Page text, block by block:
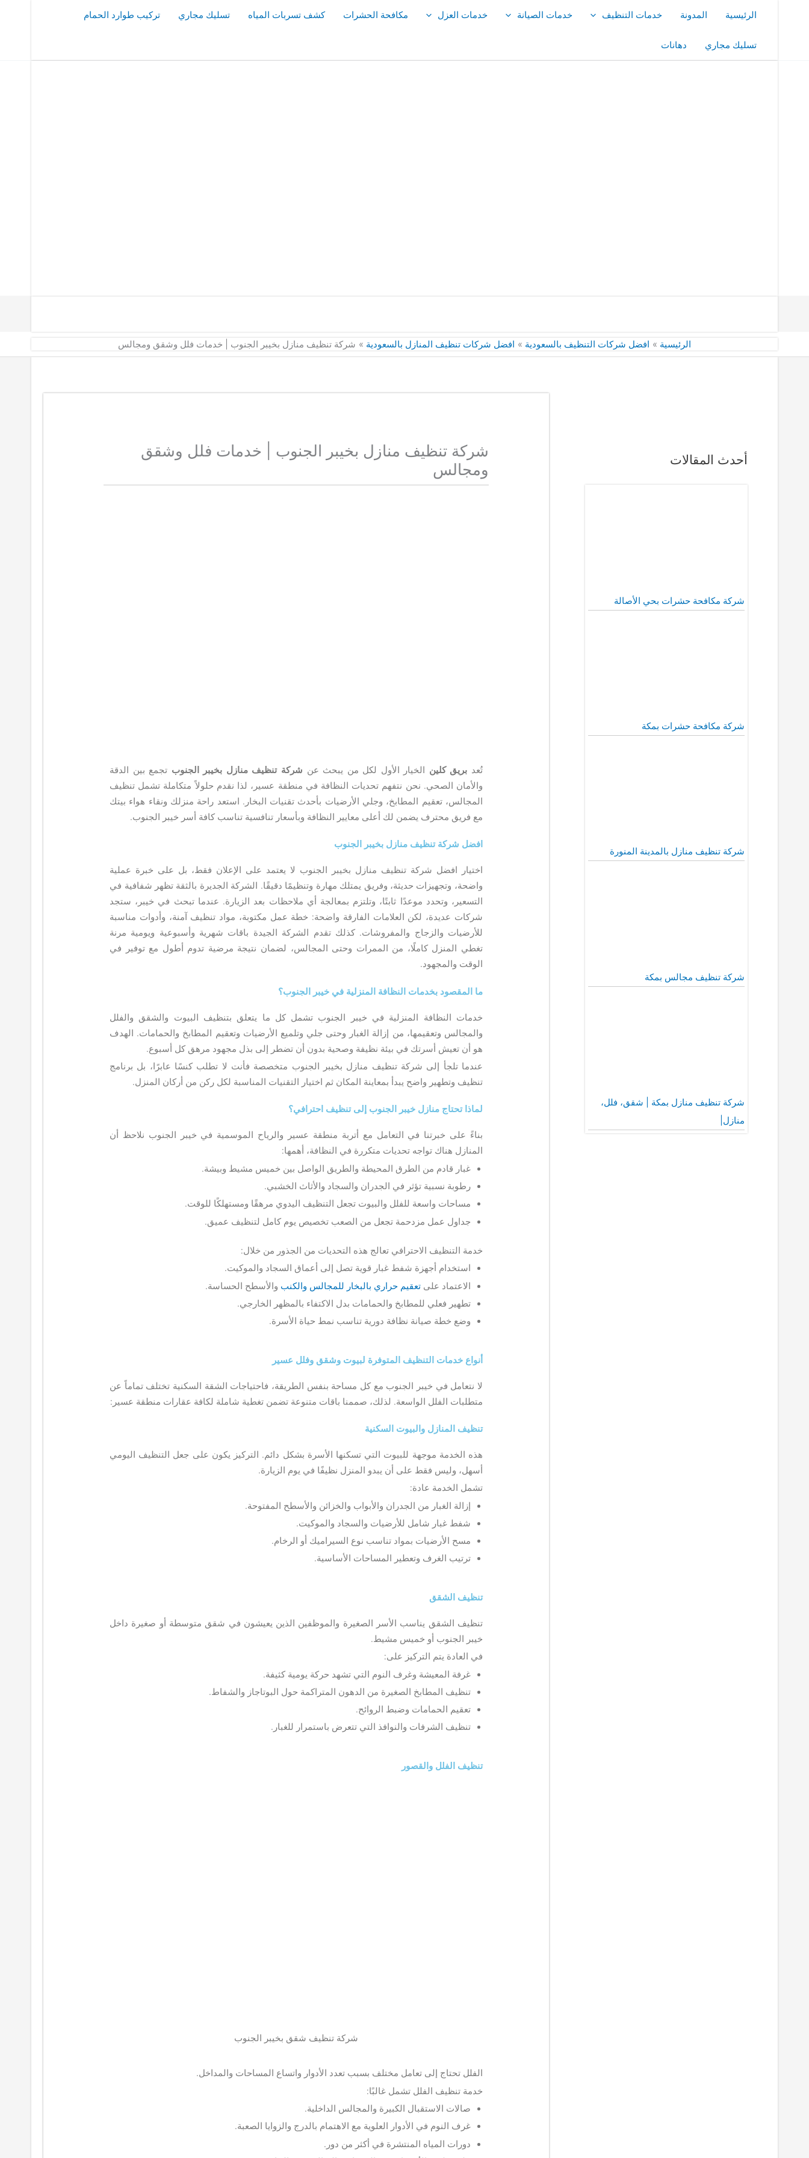
الرئيسية المدونة خدمات التنظيف خدمات الصيانة خدمات العزل مكافحة الحشرات كشف تسربات المياه تسليك مجاري تركيب طوارد الحمام
تسليك مجاري دهانات
الرئيسية افضل شركات التنظيف بالسعودية افضل شركات تنظيف المنازل بالسعودية شركة تنظيف منازل بخيبر الجنوب | خدمات فلل وشقق ومجالس
أحدث المقالات
شركة مكافحة حشرات بحي الأصالة
شركة مكافحة حشرات بمكة
شركة تنظيف منازل بالمدينة المنورة
شركة تنظيف مجالس بمكة
شركة تنظيف منازل بمكة | شقق، فلل،
منازل|
شركة تنظيف منازل بخيبر الجنوب | خدمات فلل وشقق
ومجالس
تُعد بريق كلين الخيار الأول لكل من يبحث عن شركة تنظيف منازل بخيبر الجنوب تجمع بين الدقة
والأمان الصحي. نحن نتفهم تحديات النظافة في منطقة عسير، لذا نقدم حلولاً متكاملة تشمل تنظيف
المجالس، تعقيم المطابخ، وجلي الأرضيات بأحدث تقنيات البخار. استعد راحة منزلك ونقاء هواء بيتك
مع فريق محترف يضمن لك أعلى معايير النظافة وبأسعار تنافسية تناسب كافة أسر خيبر الجنوب.
افضل شركة تنظيف منازل بخيبر الجنوب
اختيار افضل شركة تنظيف منازل بخيبر الجنوب لا يعتمد على الإعلان فقط، بل على خبرة عملية
واضحة، وتجهيزات حديثة، وفريق يمتلك مهارة وتنظيمًا دقيقًا. الشركة الجديرة بالثقة تظهر شفافية في
التسعير، وتحدد موعدًا ثابتًا، وتلتزم بمعالجة أي ملاحظات بعد الزيارة. عندما تبحث في خيبر، ستجد
شركات عديدة، لكن العلامات الفارقة واضحة: خطة عمل مكتوبة، مواد تنظيف آمنة، وأدوات مناسبة
للأرضيات والزجاج والمفروشات. كذلك تقدم الشركة الجيدة باقات شهرية وأسبوعية ويومية مرنة
تغطي المنزل كاملًا، من الممرات وحتى المجالس، لضمان نتيجة مرضية تدوم أطول مع توفير في
الوقت والمجهود.
ما المقصود بخدمات النظافة المنزلية في خيبر الجنوب؟
خدمات النظافة المنزلية في خيبر الجنوب تشمل كل ما يتعلق بتنظيف البيوت والشقق والفلل
والمجالس وتعقيمها، من إزالة الغبار وحتى جلي وتلميع الأرضيات وتعقيم المطابخ والحمامات. الهدف
هو أن تعيش أسرتك في بيئة نظيفة وصحية بدون أن تضطر إلى بذل مجهود مرهق كل أسبوع.
عندما تلجأ إلى شركة تنظيف منازل بخيبر الجنوب متخصصة فأنت لا تطلب كنسًا عابرًا، بل برنامج
تنظيف وتطهير واضح يبدأ بمعاينة المكان ثم اختيار التقنيات المناسبة لكل ركن من أركان المنزل.
لماذا تحتاج منازل خيبر الجنوب إلى تنظيف احترافي؟
بناءً على خبرتنا في التعامل مع أتربة منطقة عسير والرياح الموسمية في خيبر الجنوب نلاحظ أن
المنازل هناك تواجه تحديات متكررة في النظافة، أهمها:
غبار قادم من الطرق المحيطة والطريق الواصل بين خميس مشيط وبيشة.
رطوبة نسبية تؤثر في الجدران والسجاد والأثاث الخشبي.
مساحات واسعة للفلل والبيوت تجعل التنظيف اليدوي مرهقًا ومستهلكًا للوقت.
جداول عمل مزدحمة تجعل من الصعب تخصيص يوم كامل لتنظيف عميق.
خدمة التنظيف الاحترافي تعالج هذه التحديات من الجذور من خلال:
استخدام أجهزة شفط غبار قوية تصل إلى أعماق السجاد والموكيت.
الاعتماد علىتعقيم حراري بالبخار للمجالس والكنب والأسطح الحساسة.
تطهير فعلي للمطابخ والحمامات بدل الاكتفاء بالمظهر الخارجي.
وضع خطة صيانة نظافة دورية تناسب نمط حياة الأسرة.
أنواع خدمات التنظيف المتوفرة لبيوت وشقق وفلل عسير
لا نتعامل في خيبر الجنوب مع كل مساحة بنفس الطريقة، فاحتياجات الشقة السكنية تختلف تماماً عن
متطلبات الفلل الواسعة. لذلك، صممنا باقات متنوعة تضمن تغطية شاملة لكافة عقارات منطقة عسير:
تنظيف المنازل والبيوت السكنية
هذه الخدمة موجهة للبيوت التي تسكنها الأسرة بشكل دائم. التركيز يكون على جعل التنظيف اليومي
أسهل، وليس فقط على أن يبدو المنزل نظيفًا في يوم الزيارة.
تشمل الخدمة عادة:
إزالة الغبار من الجدران والأبواب والخزائن والأسطح المفتوحة.
شفط غبار شامل للأرضيات والسجاد والموكيت.
مسح الأرضيات بمواد تناسب نوع السيراميك أو الرخام.
ترتيب الغرف وتعطير المساحات الأساسية.
تنظيف الشقق
تنظيف الشقق يناسب الأسر الصغيرة والموظفين الذين يعيشون في شقق متوسطة أو صغيرة داخل
خيبر الجنوب أو خميس مشيط.
في العادة يتم التركيز على:
غرفة المعيشة وغرف النوم التي تشهد حركة يومية كثيفة.
تنظيف المطابخ الصغيرة من الدهون المتراكمة حول البوتاجاز والشفاط.
تعقيم الحمامات وضبط الروائح.
تنظيف الشرفات والنوافذ التي تتعرض باستمرار للغبار.
تنظيف الفلل والقصور
شركة تنظيف شقق بخيبر الجنوب
الفلل تحتاج إلى تعامل مختلف بسبب تعدد الأدوار واتساع المساحات والمداخل.
خدمة تنظيف الفلل تشمل غالبًا:
صالات الاستقبال الكبيرة والمجالس الداخلية.
غرف النوم في الأدوار العلوية مع الاهتمام بالدرج والزوايا الصعبة.
دورات المياه المنتشرة في أكثر من دور.